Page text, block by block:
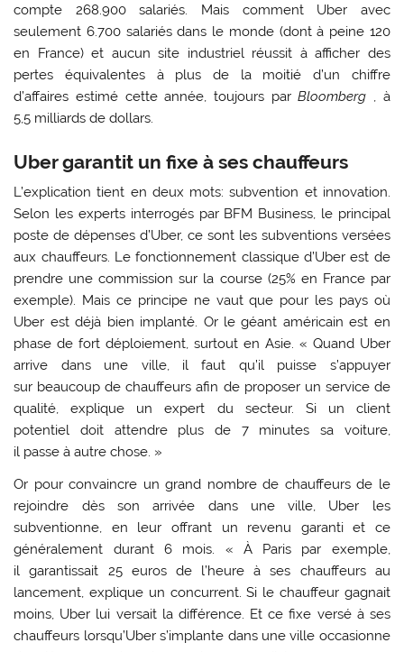
compte 268.900 salariés. Mais comment Uber avec
seulement 6.700 salariés dans le monde (dont à peine 120
en France) et aucun site industriel réussit à afficher des
pertes équivalentes à plus de la moitié d’un chiffre
d’affaires estimé cette année, toujours parBloomberg , à
5,5 milliards de dollars.
Uber garantit un fixe à ses chauffeurs
L’explication tient en deux mots: subvention et innovation.
Selon les experts interrogés par BFM Business, le principal
poste de dépenses d’Uber, ce sont les subventions versées
aux chauffeurs. Le fonctionnement classique d’Uber est de
prendre une commission sur la course (25% en France par
exemple). Mais ce principe ne vaut que pour les pays où
Uber est déjà bien implanté. Or le géant américain est en
phase de fort déploiement, surtout en Asie. « Quand Uber
arrive dans une ville, il faut qu’il puisse s’appuyer
sur beaucoup de chauffeurs afin de proposer un service de
qualité, explique un expert du secteur. Si un client
potentiel doit attendre plus de 7 minutes sa voiture,
il passe à autre chose. »
Or pour convaincre un grand nombre de chauffeurs de le
rejoindre dès son arrivée dans une ville, Uber les
subventionne, en leur offrant un revenu garanti et ce
généralement durant 6 mois. « À Paris par exemple,
il garantissait 25 euros de l’heure à ses chauffeurs au
lancement, explique un concurrent. Si le chauffeur gagnait
moins, Uber lui versait la différence. Et ce fixe versé à ses
chauffeurs lorsqu’Uber s’implante dans une ville occasionne